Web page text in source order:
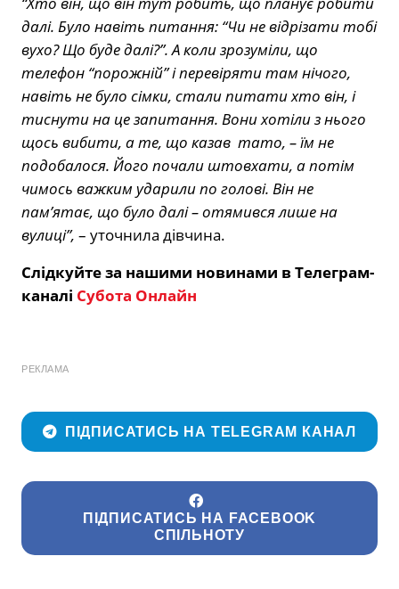
далі. Було навіть питання: “Чи не відрізати тобі
вухо? Що буде далі?”. А коли зрозуміли, що
телефон “порожній” і перевіряти там нічого,
навіть не було сімки, стали питати хто він, і
тиснути на це запитання. Вони хотіли з нього
щось вибити, а те, що казав тато, – їм не
подобалося. Його почали штовхати, а потім
чимось важким ударили по голові. Він не
пам’ятає, що було далі – отямився лише на
вулиці”, – уточнила дівчина.
Слідкуйте за нашими новинами в Телеграм-
каналі Субота Онлайн
РЕКЛАМА
ПІДПИСАТИСЬ НА TELEGRAM КАНАЛ
ПІДПИСАТИСЬ НА FACEBOOK
СПІЛЬНОТУ